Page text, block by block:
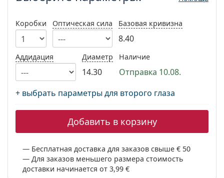
Prada
Все бренды
Коробки Оптическая сила Базовая кривизна
8.40
Аддидация Диаметр
14.30
Наличие
Отправка 10.08.
+ выбрать параметры для второго глаза
Добавить в корзину
Бесплатная доставка для заказов свыше € 50
Для заказов меньшего размера стоимость
доставки начинается от 3,99 €